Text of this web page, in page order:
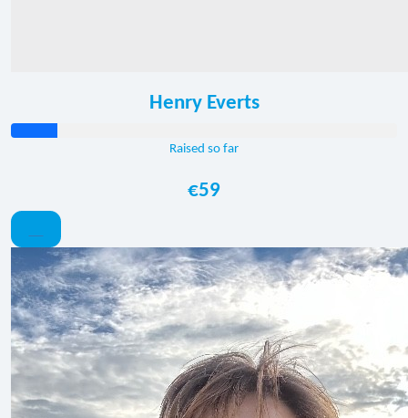
Henry Everts
Raised so far
€59